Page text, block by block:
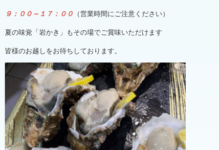
９：００～１７：００ （営業時間にご注意ください）
夏の味覚「岩かき」もその場でご賞味いただけます
皆様のお越しをお待ちしております。